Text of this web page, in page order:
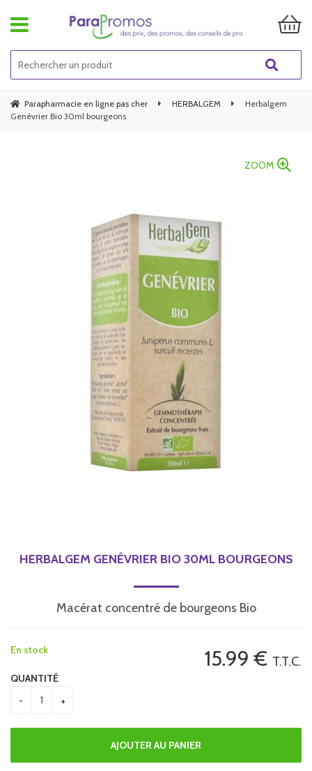
Parapharmacie en ligne pas cher HERBALGEM
Herbalgem
Genévrier Bio 30ml bourgeons
ZOOM
HERBALGEM GENÉVRIER BIO 30ML BOURGEONS
Macérat concentré de bourgeons Bio
15.99 € T.T.C.
En stock
QUANTITÉ